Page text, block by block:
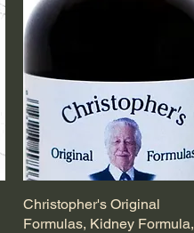
Podgląd
Christopher's Original
Formulas, Kidney Formula,